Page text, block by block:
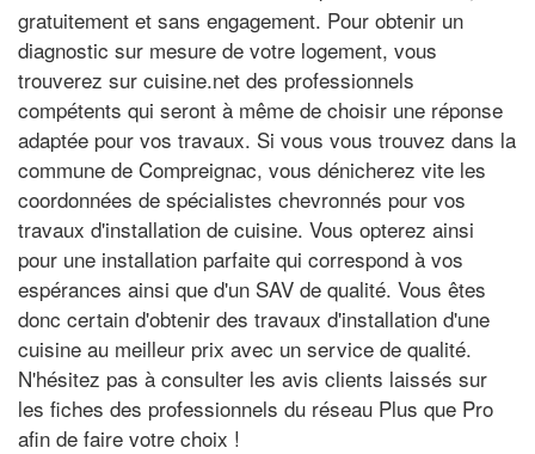
gratuitement et sans engagement. Pour obtenir un
diagnostic sur mesure de votre logement, vous
trouverez sur cuisine.net des professionnels
compétents qui seront à même de choisir une réponse
adaptée pour vos travaux. Si vous vous trouvez dans la
commune de Compreignac, vous dénicherez vite les
coordonnées de spécialistes chevronnés pour vos
travaux d'installation de cuisine. Vous opterez ainsi
pour une installation parfaite qui correspond à vos
espérances ainsi que d'un SAV de qualité. Vous êtes
donc certain d'obtenir des travaux d'installation d'une
cuisine au meilleur prix avec un service de qualité.
N'hésitez pas à consulter les avis clients laissés sur
les fiches des professionnels du réseau Plus que Pro
afin de faire votre choix !